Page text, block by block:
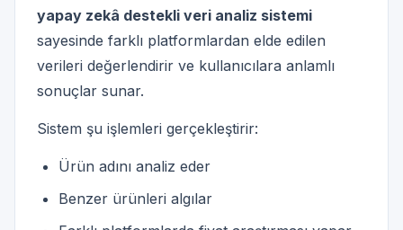
yapay zekâ destekli veri analiz sistemi
sayesinde farklı platformlardan elde edilen
verileri değerlendirir ve kullanıcılara anlamlı
sonuçlar sunar.
Sistem şu işlemleri gerçekleştirir:
Ürün adını analiz eder
Benzer ürünleri algılar